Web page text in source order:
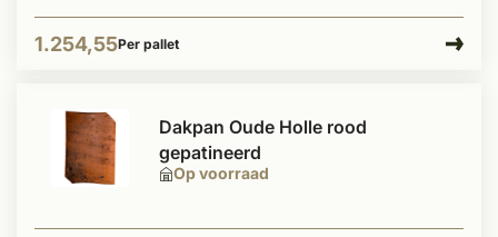
1.254,55Per pallet
Op voorraad
Dakpan Oude Holle rood
gepatineerd